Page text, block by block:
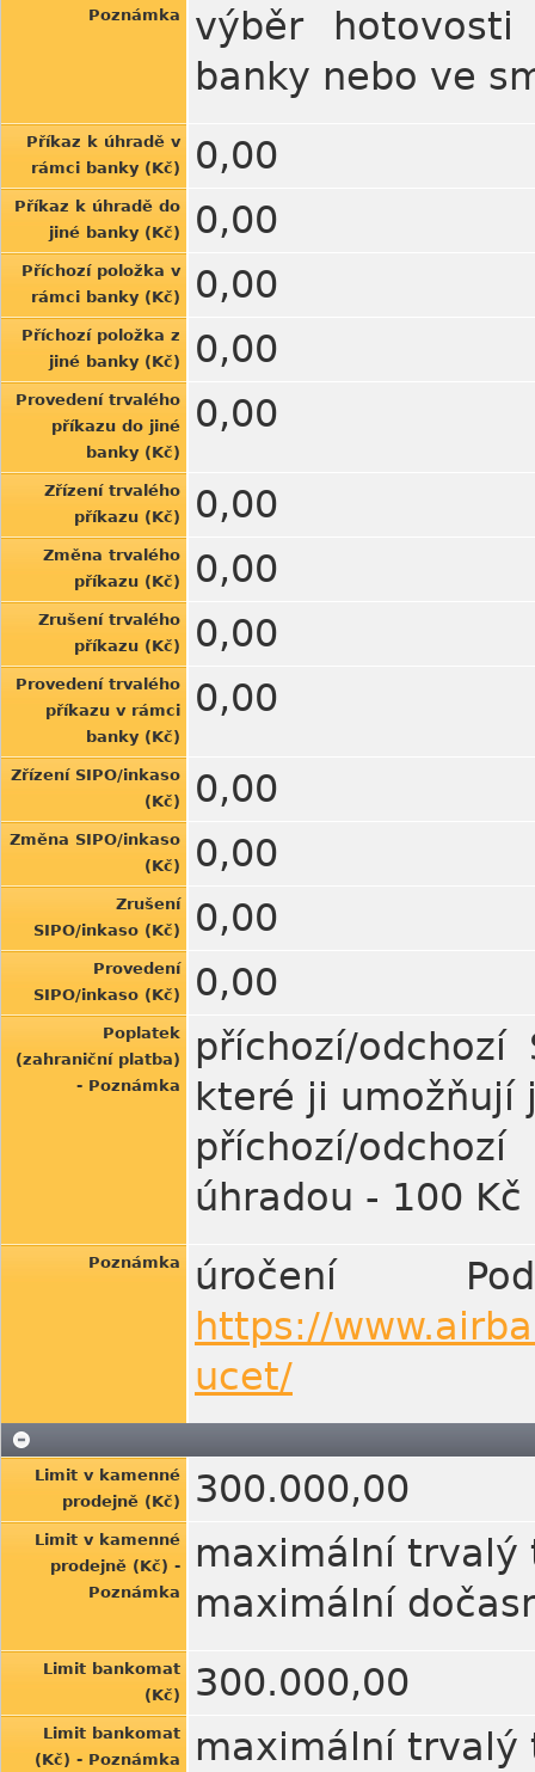
Poznámka
výběr
banky nebo ve
Příkaz k úhradě v
rámci banky (Kč)
0,00
Příkaz k úhradě do
jiné banky (Kč)
0,00
Příchozí položka v
rámci banky (Kč)
0,00
Příchozí položka z
jiné banky (Kč)
0,00
Provedení trvalého
příkazu do jiné
banky (Kč)
0,00
Zřízení trvalého
příkazu (Kč)
0,00
Změna trvalého
příkazu (Kč)
0,00
Zrušení trvalého
příkazu (Kč)
0,00
Provedení trvalého
příkazu v rámci
banky (Kč)
0,00
Zřízení SIPO/inkaso
(Kč)
0,00
Změna SIPO/inkaso
(Kč)
0,00
Zrušení
SIPO/inkaso (Kč)
0,00
Provedení
SIPO/inkaso (Kč)
0,00
Poplatek
(zahraniční platba)
- Poznámka
příchozí/
které ji umožňují
příchozí/
úhradou - 100 Kč
Poznámka
úročení
https://
ucet/
Limit v kamenné
prodejně (Kč)
300.000,00
Limit v kamenné
prodejně (Kč) -
Poznámka
maximální trvalý
maximální
Limit bankomat
(Kč)
300.000,00
Limit bankomat
(Kč) - Poznámka
maximální trvalý